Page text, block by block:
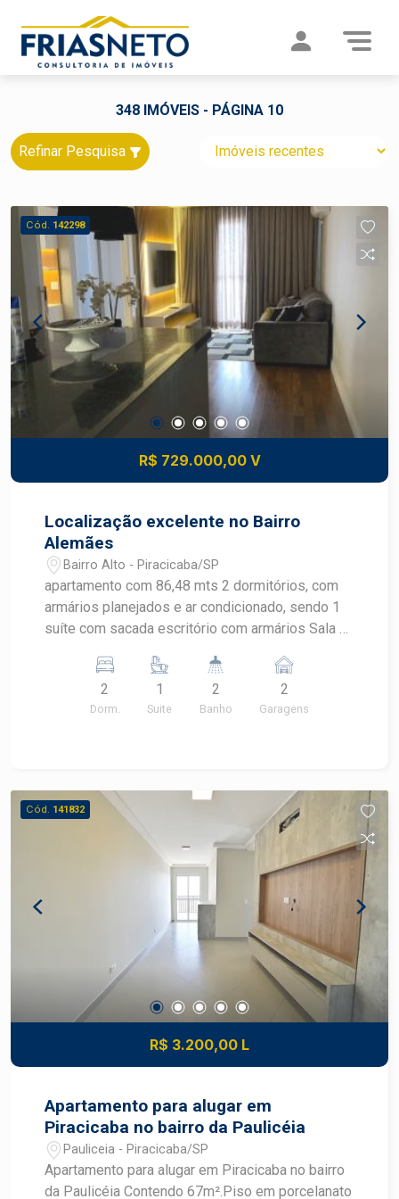
348 IMÓVEIS - PÁGINA 10
Refinar Pesquisa
Cód. 142298
R$ 729.000,00 V
Localização excelente no Bairro
Alemães
Bairro Alto - Piracicaba/SP
apartamento com 86,48 mts 2 dormitórios, com
armários planejados e ar condicionado, sendo 1
suíte com sacada escritório com armários Sala 2
Cozinha planejada Banheiro social com gabinete
e box área de serviço 2 vagas de garagem
cobertas Condomínio Salão de festas Piscina
2
Dorm.
1
Suite
2
Banho
2
Garagens
Cód. 141832
R$ 3.200,00 L
Apartamento para alugar em
Piracicaba no bairro da Paulicéia
Pauliceia - Piracicaba/SP
Apartamento para alugar em Piracicaba no bairro
da Paulicéia Contendo 67m².Piso em porcelanato